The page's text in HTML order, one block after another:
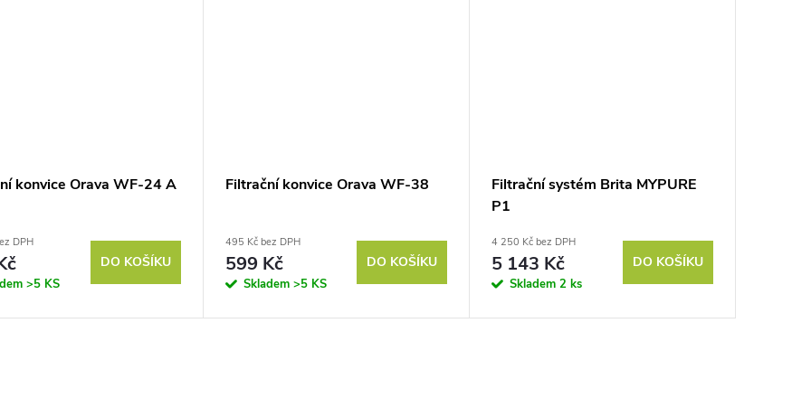
konvice Orava WF-24 A
DPH
>5 KS
DO KOŠÍKU
Filtrační konvice Orava WF-38
495 Kč bez DPH
599 Kč
Skladem >5 KS
DO KOŠÍKU
Filtrační systém Brita MYPURE
P1
4 250 Kč bez DPH
5 143 Kč
Skladem 2 ks
DO KOŠÍKU